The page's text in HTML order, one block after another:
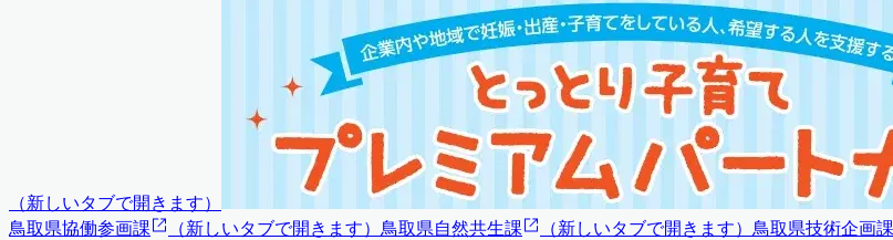
（新しいタブで開きます）
鳥取県協働参画課
（新しいタブで開きます） 鳥取県自然共生課 （新しいタブで開きます） 鳥取県技術企画課